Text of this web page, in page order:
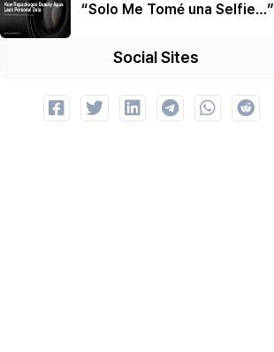
“Solo Me Tomé una Selfie…”
Social Sites